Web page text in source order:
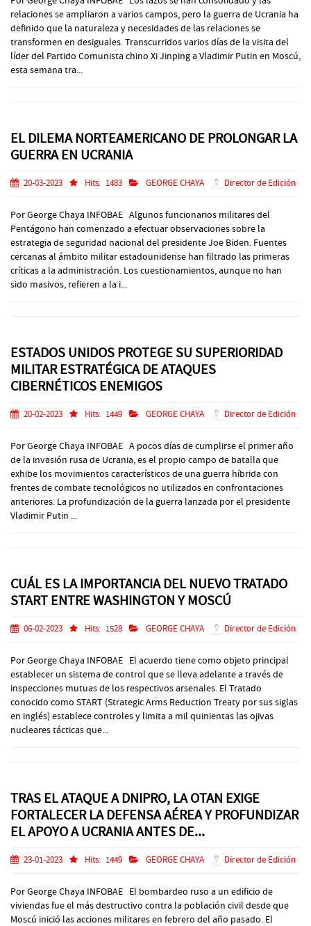
relaciones se ampliaron a varios campos, pero la guerra de Ucrania ha
definido que la naturaleza y necesidades de las relaciones se
transformen en desiguales. Transcurridos varios días de la visita del
líder del Partido Comunista chino Xi Jinping a Vladimir Putin en Moscú,
esta semana tra...
EL DILEMA NORTEAMERICANO DE PROLONGAR LA
GUERRA EN UCRANIA
20-03-2023 Hits: 1483 GEORGE CHAYA Director de Edición
Por George Chaya INFOBAE Algunos funcionarios militares del
Pentágono han comenzado a efectuar observaciones sobre la
estrategia de seguridad nacional del presidente Joe Biden. Fuentes
cercanas al ámbito militar estadounidense han filtrado las primeras
críticas a la administración. Los cuestionamientos, aunque no han
sido masivos, refieren a la i...
ESTADOS UNIDOS PROTEGE SU SUPERIORIDAD
MILITAR ESTRATÉGICA DE ATAQUES
CIBERNÉTICOS ENEMIGOS
20-02-2023 Hits: 1449 GEORGE CHAYA Director de Edición
Por George Chaya INFOBAE A pocos días de cumplirse el primer año
de la invasión rusa de Ucrania, es el propio campo de batalla que
exhibe los movimientos característicos de una guerra híbrida con
frentes de combate tecnológicos no utilizados en confrontaciones
anteriores. La profundización de la guerra lanzada por el presidente
Vladimir Putin ...
CUÁL ES LA IMPORTANCIA DEL NUEVO TRATADO
START ENTRE WASHINGTON Y MOSCÚ
06-02-2023 Hits: 1528 GEORGE CHAYA Director de Edición
Por George Chaya INFOBAE El acuerdo tiene como objeto principal
establecer un sistema de control que se lleva adelante a través de
inspecciones mutuas de los respectivos arsenales. El Tratado
conocido como START (Strategic Arms Reduction Treaty por sus siglas
en inglés) establece controles y limita a mil quinientas las ojivas
nucleares tácticas que...
TRAS EL ATAQUE A DNIPRO, LA OTAN EXIGE
FORTALECER LA DEFENSA AÉREA Y PROFUNDIZAR
EL APOYO A UCRANIA ANTES DE...
23-01-2023 Hits: 1449 GEORGE CHAYA Director de Edición
Por George Chaya INFOBAE El bombardeo ruso a un edificio de
viviendas fue el más destructivo contra la población civil desde que
Moscú inició las acciones militares en febrero del año pasado. El